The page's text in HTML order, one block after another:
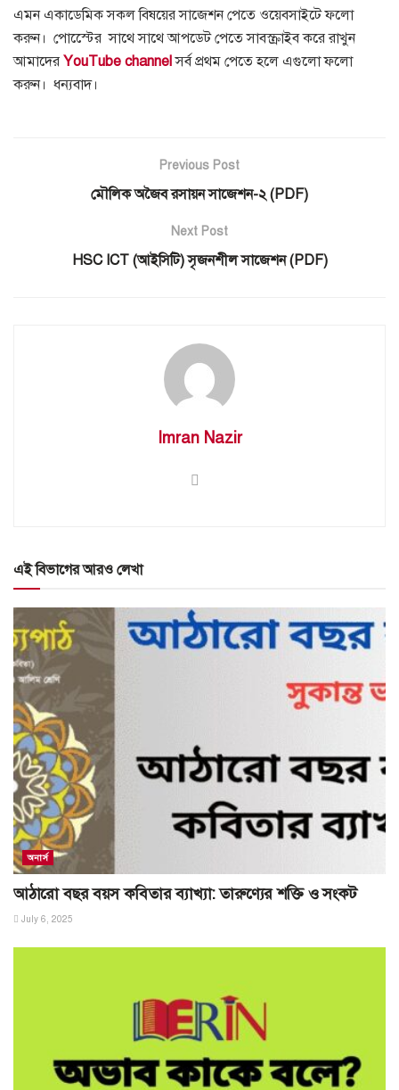
এমন একাডেমিক সকল বিষয়ের সাজেশন পেতে ওয়েবসাইটে ফলো
করুন। পোস্টেের সাথে সাথে আপডেট পেতে সাবস্ক্রাইব করে রাখুন
আমাদের YouTube channel সর্ব প্রথম পেতে হলে এগুলো ফলো
করুন। ধন্যবাদ।
Previous Post
মৌলিক অজৈব রসায়ন সাজেশন-২ (PDF)
Next Post
HSC ICT (আইসিটি) সৃজনশীল সাজেশন (PDF)
Imran Nazir
এই বিভাগের আরও লেখা
অনার্স
আঠারো বছর বয়স কবিতার ব্যাখ্যা: তারুণ্যের শক্তি ও সংকট
July 6, 2025